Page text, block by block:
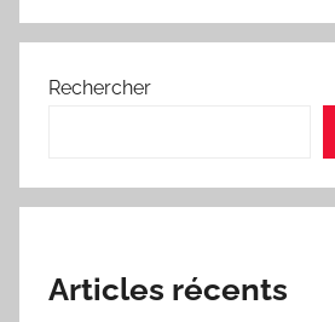
Rechercher
Articles récents